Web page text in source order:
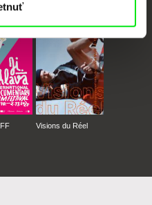
Gravity
Visions du Réel